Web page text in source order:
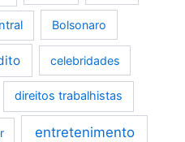
Bolsonaro
celebridades
direitos trabalhistas
entretenimento